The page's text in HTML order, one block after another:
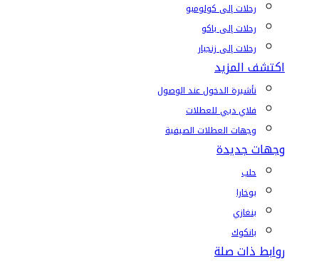
رحلات إلى كولومبو
رحلات إلى باكو
رحلات إلى زنجبار
اكتشف المزيد
تأشيرة الدخول عند الوصول
فلاي دبي للعطلات
وجهات العطلات الصيفية
وجهات جديدة
حلب
بوخارا
بنغازي
بانكوك
روابط ذات صلة